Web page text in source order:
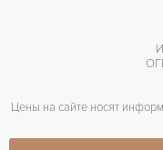
Цены на сайте носят